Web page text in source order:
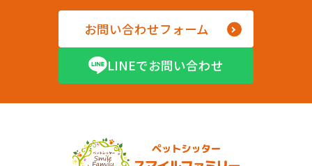
お問い合わせフォーム
LINEでお問い合わせ